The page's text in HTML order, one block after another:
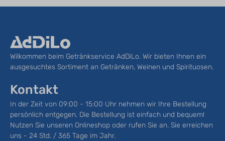
Wilkommen beim Getränkservice AdDiLo. Wir bieten Ihnen ein
ausgesuchtes Sortiment an Getränken, Weinen und Spirituosen.
Kontakt
In der Zeit von 09:00 - 15:00 Uhr nehmen wir Ihre Bestellung
persönlich entgegen. Die Bestellung ist einfach und bequem!
Nutzen Sie unseren Onlineshop oder rufen Sie an. Sie erreichen
uns - 24 Std. / 365 Tage im Jahr.